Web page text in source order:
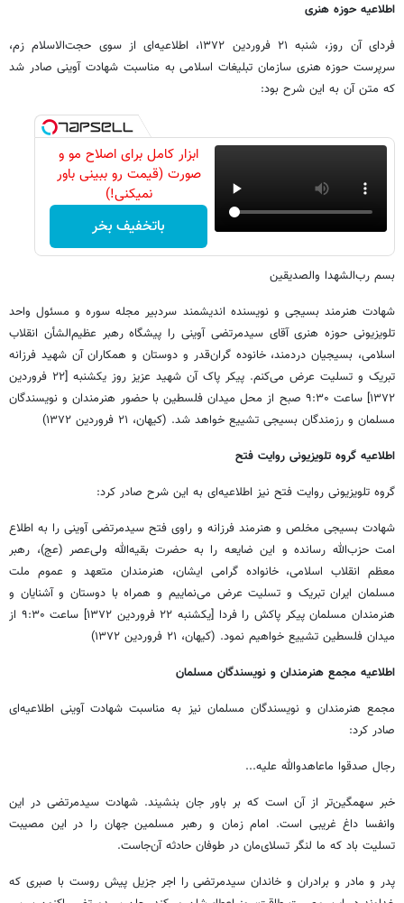
اطلاعیه حوزه هنری
فردای آن روز، شنبه ۲۱ فروردین ۱۳۷۲، اطلاعیه‌ای از سوی حجت‌الاسلام زم،
سرپرست حوزه هنری سازمان تبلیغات اسلامی به مناسبت شهادت آوینی صادر شد
که متن آن به این شرح بود:
ابزار کامل برای اصلاح مو و
صورت (قیمت رو ببینی باور
نمیکنی!)
باتخفیف بخر
بسم‌ رب‌الشهدا والصدیقین
شهادت هنرمند بسیجی و نویسنده اندیشمند سردبیر مجله سوره و مسئول واحد
تلویزیونی حوزه هنری آقای سیدمرتضی آوینی را پیشگاه رهبر عظیم‌الشأن انقلاب
اسلامی، بسیجیان دردمند، خانوده گران‌قدر و دوستان و همکاران آن شهید فرزانه
تبریک و تسلیت عرض می‌کنم. پیکر پاک آن شهید عزیز روز یکشنبه [۲۲ فروردین
۱۳۷۲] ساعت ۹:۳۰ صبح از محل میدان فلسطین با حضور هنرمندان و نویسندگان
مسلمان و رزمندگان بسیجی تشییع خواهد شد. (کیهان، ۲۱ فروردین ۱۳۷۲)
اطلاعیه گروه تلویزیونی روایت فتح
گروه تلویزیونی روایت فتح نیز اطلاعیه‌ای به این شرح صادر کرد:
شهادت بسیجی مخلص و هنرمند فرزانه و راوی فتح سیدمرتضی آوینی را به اطلاع
امت حزب‌الله رسانده و این ضایعه را به حضرت بقیه‌الله ولی‌عصر (عج)، رهبر
معظم انقلاب اسلامی، خانواده گرامی ایشان، هنرمندان متعهد و عموم ملت
مسلمان ایران تبریک و تسلیت عرض می‌نماییم و همراه با دوستان و آشنایان و
هنرمندان مسلمان پیکر پاکش را فردا [یکشنبه ۲۲ فروردین ۱۳۷۲] ساعت ۹:۳۰ از
میدان فلسطین تشییع خواهیم نمود. (کیهان، ۲۱ فروردین ۱۳۷۲)
اطلاعیه مجمع هنرمندان و نویسندگان مسلمان
مجمع هنرمندان و نویسندگان مسلمان نیز به مناسبت شهادت آوینی اطلاعیه‌ای
صادر کرد:
رجال صدقوا ماعاهدوالله علیه...
خبر سهمگین‌تر از آن است که بر باور جان بنشیند. شهادت سیدمرتضی در این
وانفسا داغ غریبی است. امام زمان و رهبر مسلمین جهان را در این مصیبت
تسلیت باد که ما لنگر تسلای‌مان در طوفان حادثه آن‌جاست.
پدر و مادر و برادران و خاندان سیدمرتضی را اجر جزیل پیش روست با صبری که